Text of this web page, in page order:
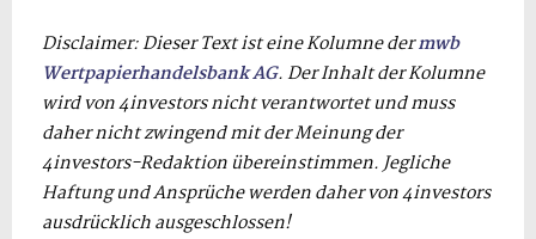
Disclaimer: Dieser Text ist eine Kolumne dermwb
Wertpapierhandelsbank AG. Der Inhalt der Kolumne
wird von 4investors nicht verantwortet und muss
daher nicht zwingend mit der Meinung der
4investors-Redaktion übereinstimmen. Jegliche
Haftung und Ansprüche werden daher von 4investors
ausdrücklich ausgeschlossen!